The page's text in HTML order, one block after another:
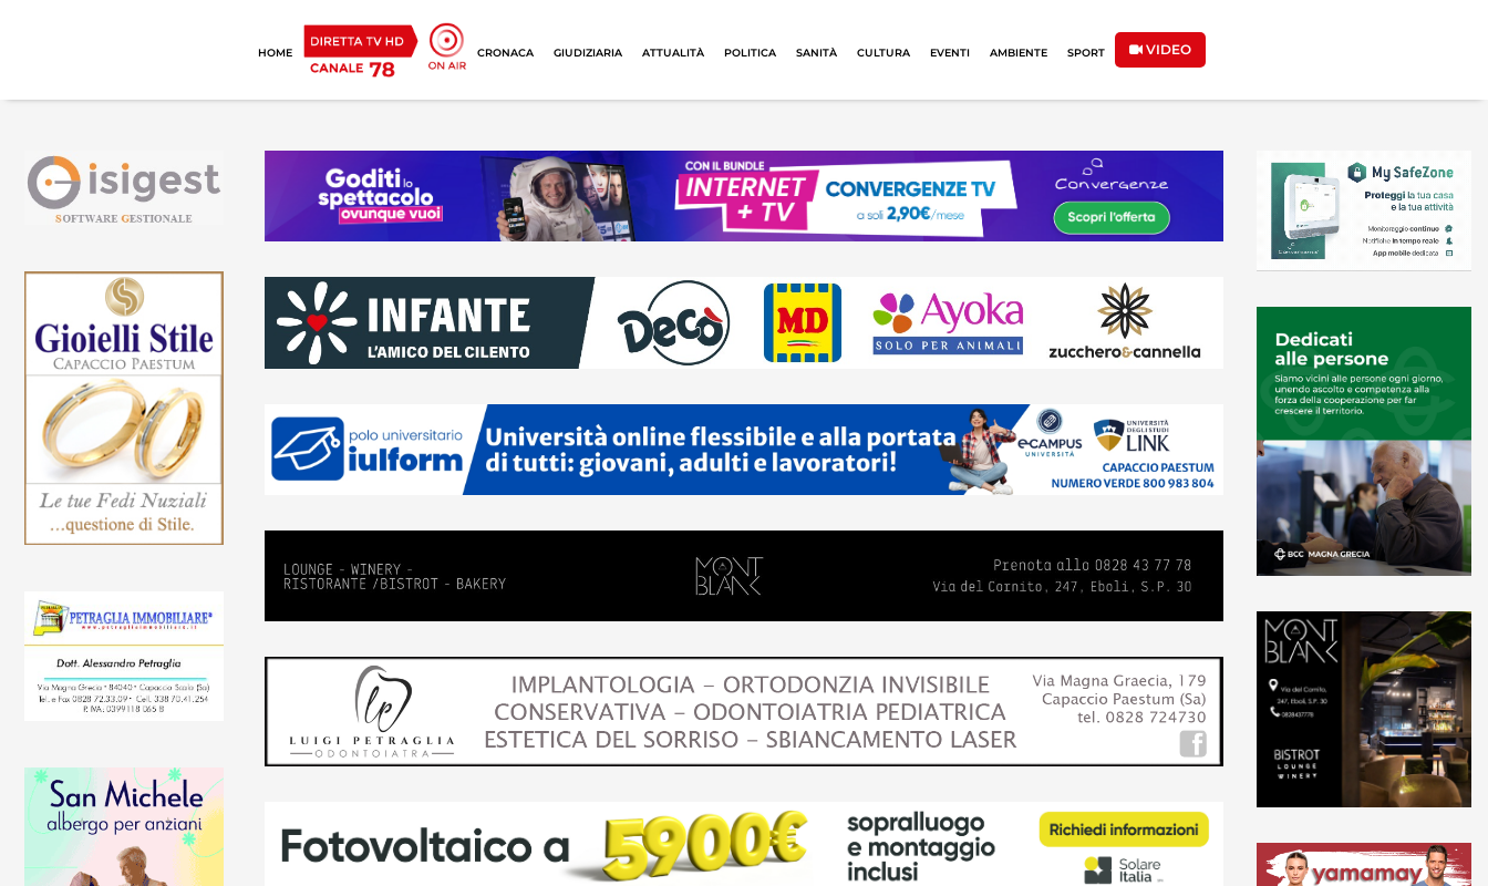
HOME CRONACA GIUDIZIARIA ATTUALITÀ POLITICA SANITÀ CULTURA EVENTI AMBIENTE SPORT VIDEO